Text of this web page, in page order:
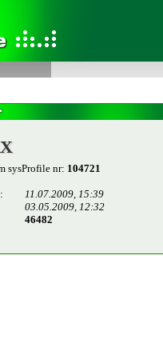
sysProfile nr: 104721
11.07.2009, 15:39
03.05.2009, 12:32
46482